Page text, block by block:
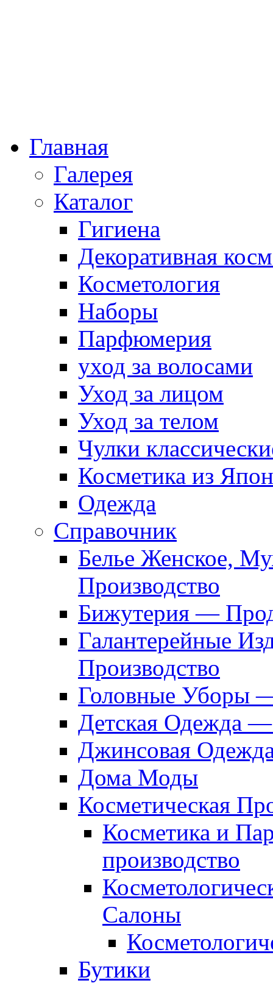
Главная
Галерея
Каталог
Гигиена
Декоративная
Косметология
Наборы
Парфюмерия
уход за волосами
Уход за лицом
Уход за телом
Чулки
Косметика из
Одежда
Справочник
Белье Женское,
Производство
Бижутерия —
Галантерейные
Производство
Головные Уборы
Детская Одежда
Джинсовая
Дома Моды
Косметическая
Косметика и
производство
Салоны
Бутики